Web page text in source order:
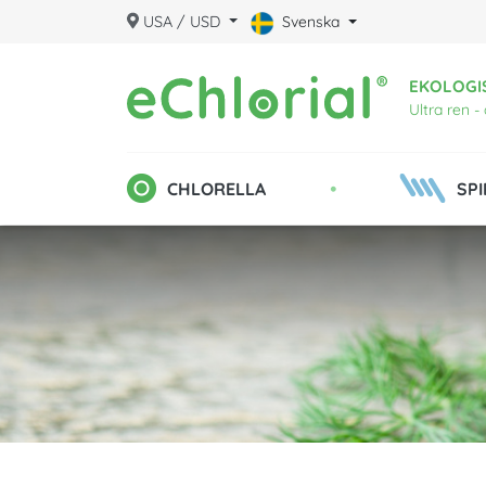
USA / USD Svenska
Ultra ren -
CHLORELLA •